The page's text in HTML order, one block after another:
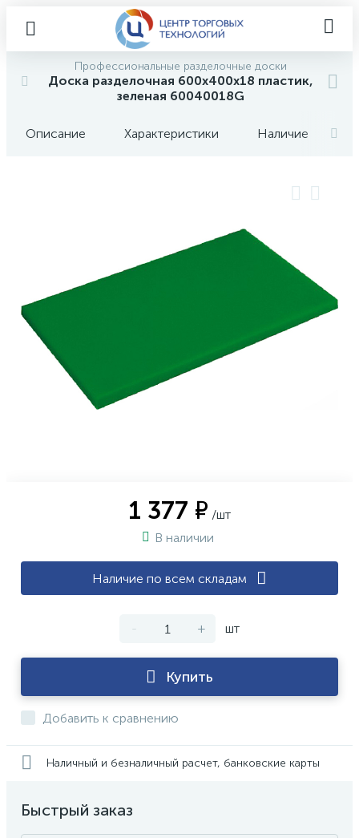
Профессиональные разделочные доски
Доска разделочная 600х400х18 пластик,
зеленая 60040018G
Описание Характеристики Наличие
1 377 ₽ /шт
В наличии
Наличие по всем складам
- + шт
Купить
Добавить к сравнению
Наличный и безналичный расчет, банковские карты
Быстрый заказ